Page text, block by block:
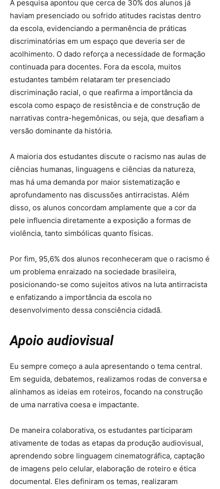
A pesquisa apontou que cerca de 30% dos alunos já
haviam presenciado ou sofrido atitudes racistas dentro
da escola, evidenciando a permanência de práticas
discriminatórias em um espaço que deveria ser de
acolhimento. O dado reforça a necessidade de formação
continuada para docentes. Fora da escola, muitos
estudantes também relataram ter presenciado
discriminação racial, o que reafirma a importância da
escola como espaço de resistência e de construção de
narrativas contra-hegemônicas, ou seja, que desafiam a
versão dominante da história.
A maioria dos estudantes discute o racismo nas aulas de
ciências humanas, linguagens e ciências da natureza,
mas há uma demanda por maior sistematização e
aprofundamento nas discussões antirracistas. Além
disso, os alunos concordam amplamente que a cor da
pele influencia diretamente a exposição a formas de
violência, tanto simbólicas quanto físicas.
Por fim, 95,6% dos alunos reconheceram que o racismo é
um problema enraizado na sociedade brasileira,
posicionando-se como sujeitos ativos na luta antirracista
e enfatizando a importância da escola no
desenvolvimento dessa consciência cidadã.
Apoio audiovisual
Eu sempre começo a aula apresentando o tema central.
Em seguida, debatemos, realizamos rodas de conversa e
alinhamos as ideias em roteiros, focando na construção
de uma narrativa coesa e impactante.
De maneira colaborativa, os estudantes participaram
ativamente de todas as etapas da produção audiovisual,
aprendendo sobre linguagem cinematográfica, captação
de imagens pelo celular, elaboração de roteiro e ética
documental. Eles definiram os temas, realizaram